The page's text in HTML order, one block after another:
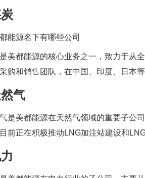
美都能源的核心业务之一，致力于从
购和销售团队，在中国、印度、日本等
气
是美都能源在天然气领域的重要子公
前正在积极推动LNG加注站建设和